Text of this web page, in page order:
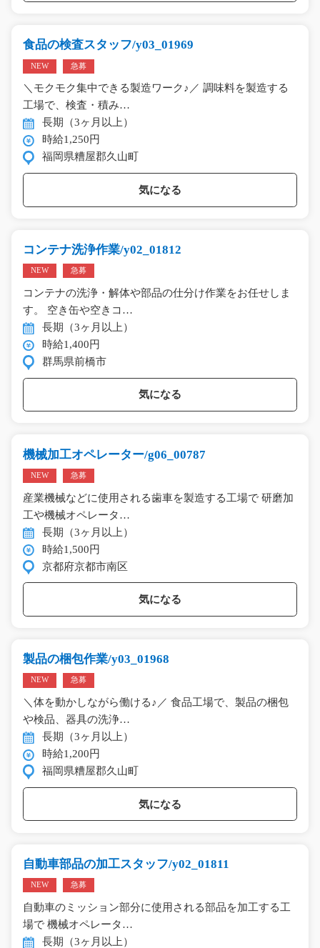
食品の検査スタッフ/y03_01969
NEW 急募
＼モクモク集中できる製造ワーク♪／ 調味料を製造する
工場で、検査・積み…
長期（3ヶ月以上）
時給1,250円
福岡県糟屋郡久山町
気になる
コンテナ洗浄作業/y02_01812
NEW 急募
コンテナの洗浄・解体や部品の仕分け作業をお任せしま
す。 空き缶や空きコ…
長期（3ヶ月以上）
時給1,400円
群馬県前橋市
気になる
機械加工オペレーター/g06_00787
NEW 急募
産業機械などに使用される歯車を製造する工場で 研磨加
工や機械オペレータ…
長期（3ヶ月以上）
時給1,500円
京都府京都市南区
気になる
製品の梱包作業/y03_01968
NEW 急募
＼体を動かしながら働ける♪／ 食品工場で、製品の梱包
や検品、器具の洗浄…
長期（3ヶ月以上）
時給1,200円
福岡県糟屋郡久山町
気になる
自動車部品の加工スタッフ/y02_01811
NEW 急募
自動車のミッション部分に使用される部品を加工する工
場で 機械オペレータ…
長期（3ヶ月以上）